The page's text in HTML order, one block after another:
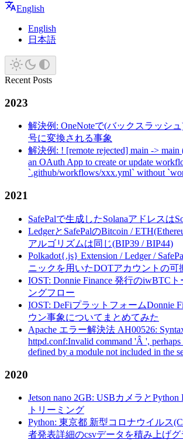
English
English
日本語
Recent Posts
2023
解決例: OneNoteで(バックスラッシ
号に変換される事象
解決例: ! [remote rejected] main -> main
an OAuth App to create or update
`.github/workflows/xxx.yml` without
2021
SafePalで生成したSolanaアドレスは
LedgerとSafePalのBitcoin /
アルゴリズムは同じ(BIP39 / BIP44)
Polkadot{.js} Extension / Ledger /
ニックを用いたDOTアカウントの可
IOST: Donnie Finance 発行のiwBTC
ングフロー
IOST: DeFiプラットフォームDonnie
ウン事象についてまとめてみた
Apache エラー解決法 AH00526:
httpd.conf:Invalid command 'Â ', perhaps
defined by a module not included in the
2020
Jetson nano 2GB: USBカメラとPython
トリーミング
Python: 東京都 新型コロナウイルス
者発表詳細のcsvデータを積み上げ